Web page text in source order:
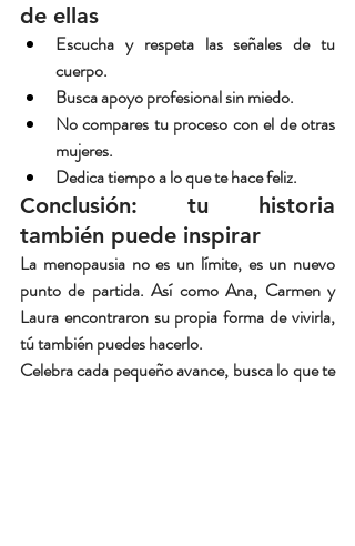
de ellas
Escucha y respeta las señales de tu
cuerpo.
Busca apoyo profesional sin miedo.
No compares tu proceso con el de otras
mujeres.
Dedica tiempo a lo que te hace feliz.
Conclusión: tu historia
también puede inspirar
La menopausia no es un límite, es un nuevo
punto de partida. Así como Ana, Carmen y
Laura encontraron su propia forma de vivirla,
tú también puedes hacerlo.
Celebra cada pequeño avance, busca lo que te